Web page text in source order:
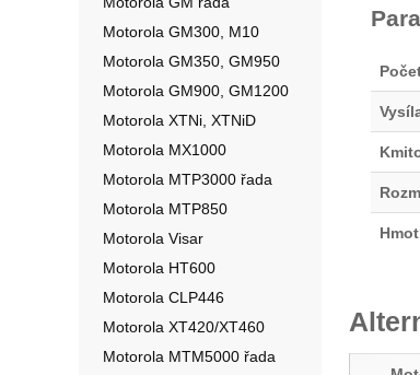
Motorola GM300, M10
Motorola GM350, GM950
Motorola GM900, GM1200
Motorola XTNi, XTNiD
Motorola MX1000
Motorola MTP3000 řada
Motorola MTP850
Motorola Visar
Motorola HT600
Motorola CLP446
Motorola XT420/XT460
Motorola MTM5000 řada